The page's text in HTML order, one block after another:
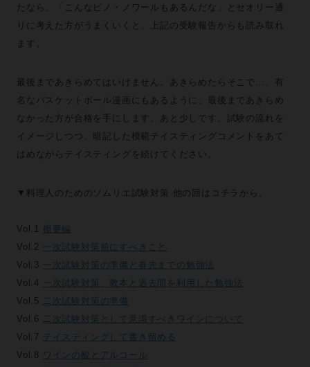
たなら、「こんなピノ・ノワールもあるんだな」とセオリー通
りに考えた方がうまくいくと、上記の受験報告からも読み取れ
ます。
最後まであきらめてはいけません。あきらめたらそこで…、有
名なバスケットボール漫画にもあるように、最後まであきらめ
なかった方が合格を手にします。あと少しです。試験の流れを
イメージしつつ、暗記した模範テイスティングコメントをあて
はめながらテイスティングを続けてください。
▼料理人のためのソムリエ試験対策 他の回はコチラから。
Vol.1 概要編
Vol.2
一次試験対策前にすべきこと
Vol.3
一次試験対策の準備と春先までの勉強法
Vol.4
一次試験対策、教本と過去問を利用した勉強法
Vol.5 二次試験対策の準備
Vol.6 二次試験対策として意識すべきワインについて
Vol.7
テイスティングして書き留める
Vol.8
ワインの酸とアルコール